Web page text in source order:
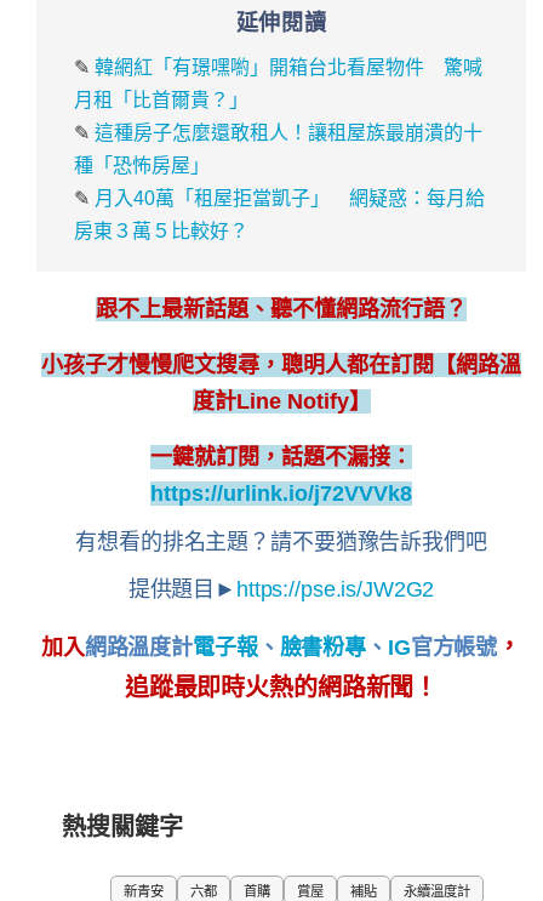
延伸閱讀
✎韓網紅「有璟嘿喲」開箱台北看屋物件 驚喊
月租「比首爾貴？」
✎這種房子怎麼還敢租人！讓租屋族最崩潰的十
種「恐怖房屋」
✎ 月入40萬「租屋拒當凱子」 網疑惑：每月給
房東３萬５比較好？
跟不上最新話題、聽不懂網路流行語？
小孩子才慢慢爬文搜尋，聰明人都在訂閱【網路溫
度計Line Notify】
一鍵就訂閱，話題不漏接：
https://urlink.io/j72VVVk8
有想看的排名主題？請不要猶豫告訴我們吧
提供題目► https://pse.is/JW2G2
加入網路溫度計電子報、 臉書粉專 、 IG官方帳號 ，
追蹤最即時火熱的網路新聞！
熱搜關鍵字
新青安 六都 首購 賞屋 補貼 永續溫度計